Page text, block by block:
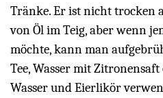
Tränke. Er ist nicht trocken
von Öl im Teig, aber wenn
möchte, kann man
Tee, Wasser mit
Wasser und Eierlikör